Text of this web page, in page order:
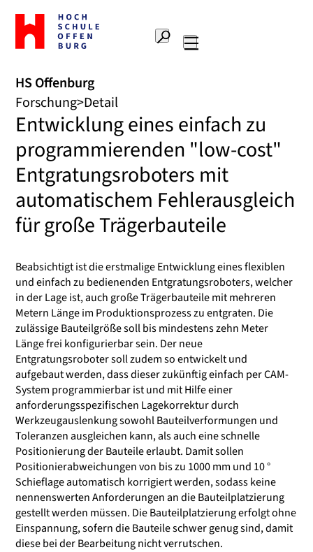
Zur
Startseite
Hochschule
Suche
HS Offenburg
Forschung Detail
Entwicklung eines einfach zu
programmierenden "low-cost"
Entgratungsroboters mit
automatischem Fehlerausgleich
für große Trägerbauteile
Beabsichtigt ist die erstmalige Entwicklung eines flexiblen
und einfach zu bedienenden Entgratungsroboters, welcher
in der Lage ist, auch große Trägerbauteile mit mehreren
Metern Länge im Produktionsprozess zu entgraten. Die
zulässige Bauteilgröße soll bis mindestens zehn Meter
Länge frei konfigurierbar sein. Der neue
Entgratungsroboter soll zudem so entwickelt und
aufgebaut werden, dass dieser zukünftig einfach per CAM-
System programmierbar ist und mit Hilfe einer
anforderungsspezifischen Lagekorrektur durch
Werkzeugauslenkung sowohl Bauteilverformungen und
Toleranzen ausgleichen kann, als auch eine schnelle
Positionierung der Bauteile erlaubt. Damit sollen
Positionierabweichungen von bis zu 1000 mm und 10 °
Schieflage automatisch korrigiert werden, sodass keine
nennenswerten Anforderungen an die Bauteilplatzierung
gestellt werden müssen. Die Bauteilplatzierung erfolgt ohne
Einspannung, sofern die Bauteile schwer genug sind, damit
diese bei der Bearbeitung nicht verrutschen.